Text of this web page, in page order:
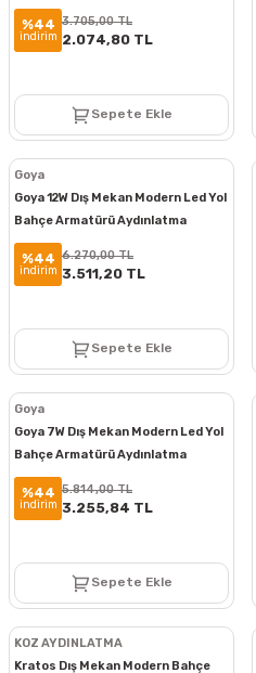
Bollard Aydınlatma GY 6262
%44
indirim
3.705,00 TL
2.074,80 TL
Sepete Ekle
Goya
Goya 12W Dış Mekan Modern Led Yol
Bahçe Armatürü Aydınlatma
Bollard Aydınlatma GY 6270
%44
indirim
6.270,00 TL
3.511,20 TL
Sepete Ekle
Goya
Goya 7W Dış Mekan Modern Led Yol
Bahçe Armatürü Aydınlatma
Bollard Aydınlatma GY 6264
%44
indirim
5.814,00 TL
3.255,84 TL
Sepete Ekle
KOZ AYDINLATMA
Kratos Dış Mekan Modern Bahçe